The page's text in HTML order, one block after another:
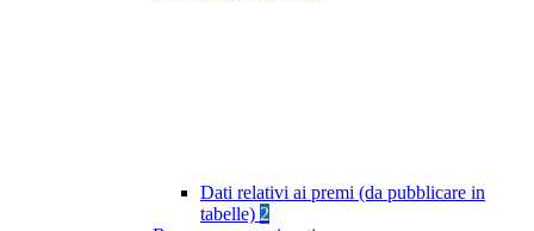
Dati relativi ai premi (da pubblicare in
tabelle) 2